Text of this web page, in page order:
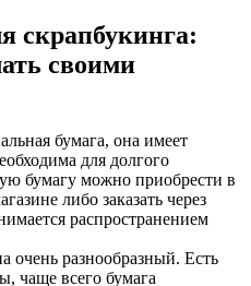
скрапбукинга:
своими
бумага, она имеет
для долгого
бумагу можно приобрести в
либо заказать через
распространением
очень разнообразный. Есть
чаще всего бумага